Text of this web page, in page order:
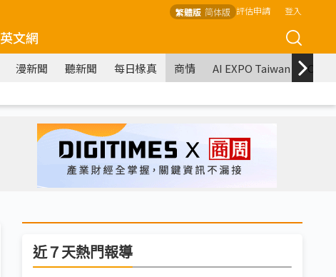
繁體版 简体版 評估申請 登入
英文網
漫新聞 聽新聞 每日椽真 商情 AI EXPO Taiwan
近７天熱門報導